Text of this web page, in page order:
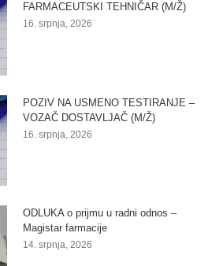
FARMACEUTSKI TEHNIČAR (M/Ž)
16. srpnja, 2026
POZIV NA USMENO TESTIRANJE –
VOZAČ DOSTAVLJAČ (M/Ž)
16. srpnja, 2026
ODLUKA o prijmu u radni odnos –
Magistar farmacije
14. srpnja, 2026